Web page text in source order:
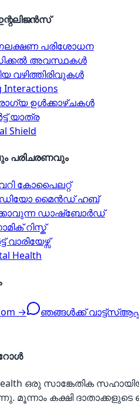
പരിശോധന
അവസ്ഥകൾ
വഴിത്തിരിവുകൾ
Interactions
ഉൾക്കാഴ്ചകൾ
യാത്ര
Shield
പരിചരണവും
കോപൈലറ്റ്
മൈൻഡ് ഹബ്
ഡാഷ്‌ബോർഡ്
റിസ്ക്
വാരിയേഴ്സ്
Health
→ ഞങ്ങൾക്ക്
ഒരു സാങ്കേതിക
മൂന്നാം കക്ഷി